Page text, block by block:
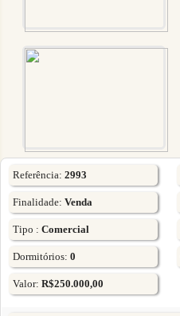
Referência: 2993
Finalidade: Venda
Tipo : Comercial
Dormitórios: 0
Valor: R$250.000,00